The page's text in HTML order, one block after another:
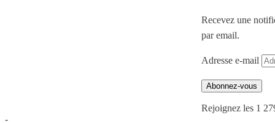
Recevez une
par email.
Adresse e-mail
Abonnez-vous
Rejoignez les 1
-